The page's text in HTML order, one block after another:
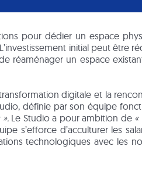
pour dédier un espace
initial peut être
réaménager un espace
digitale et la
définie par son équipe
Le Studio a pour ambition de «
s’efforce d’acculturer les
technologiques avec les